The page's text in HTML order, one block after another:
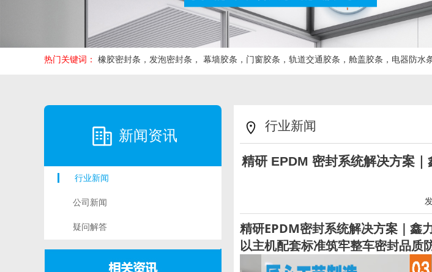
热门关键词： 橡胶密封条，发泡密封条， 幕墙胶条，门窗胶条，轨道交通胶条，舱盖胶条，电器防水
新闻资讯
行业新闻
公司新闻
疑问解答
行业新闻
精研 EPDM 密封系统解决方案
精研EPDM密封系统解决方案｜鑫
以主机配套标准筑牢整车密封品质